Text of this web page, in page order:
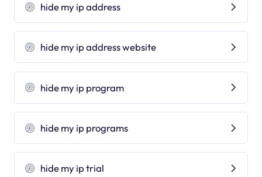
hide my ip address
hide my ip address website
hide my ip program
hide my ip programs
hide my ip trial